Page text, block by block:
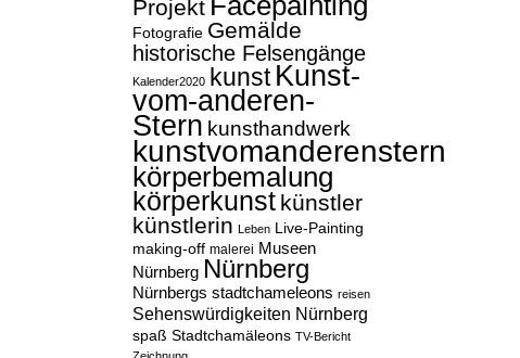
Projekt
Fotografie Gemälde
historische Felsengänge
Kalender2020 kunst Kunst-
vom-anderen-
Stern kunsthandwerk
kunstvomanderenstern
körperbemalung
körperkunst künstler
künstlerin Leben Live-Painting
making-off malerei Museen
Nürnberg Nürnberg
Nürnbergs stadtchameleons reisen
Sehenswürdigkeiten Nürnberg
spaß Stadtchamäleons TV-Bericht